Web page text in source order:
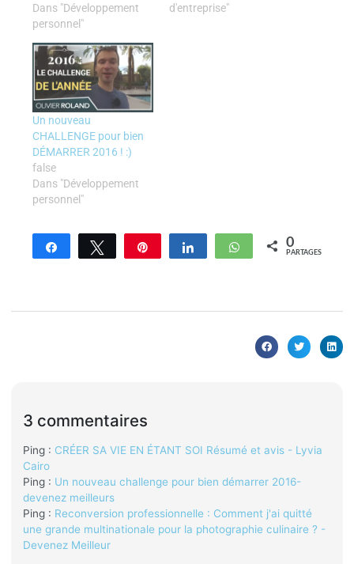
Dans "Développement
personnel"
d'entreprise"
Un nouveau
CHALLENGE pour bien
DÉMARRER 2016 ! :)
false
Dans "Développement
personnel"
Partagez Tweetez Enregistrer Partagez WhatsApp
0
PARTAGES
3 commentaires
Ping : CRÉER SA VIE EN ÉTANT SOI Résumé et avis - Lyvia
Cairo
Ping : Un nouveau challenge pour bien démarrer 2016-
devenez meilleurs
Ping : Reconversion professionnelle : Comment j'ai quitté
une grande multinationale pour la photographie culinaire ? -
Devenez Meilleur